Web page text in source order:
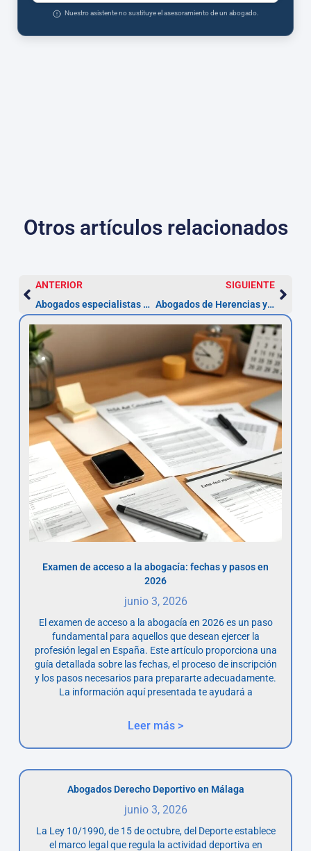
Nuestro asistente no sustituye el asesoramiento de un abogado.
Otros artículos relacionados
ANTERIOR
Abogados especialistas en telecomunicaciones — Marbella
SIGUIENTE
Abogados de Herencias y Testamentos en Marbella — Plazo 6 meses
Examen de acceso a la abogacía: fechas y pasos en
2026
junio 3, 2026
El examen de acceso a la abogacía en 2026 es un paso
fundamental para aquellos que desean ejercer la
profesión legal en España. Este artículo proporciona una
guía detallada sobre las fechas, el proceso de inscripción
y los pasos necesarios para prepararte adecuadamente.
La información aquí presentada te ayudará a
Leer más >
Abogados Derecho Deportivo en Málaga
junio 3, 2026
La Ley 10/1990, de 15 de octubre, del Deporte establece
el marco legal que regula la actividad deportiva en